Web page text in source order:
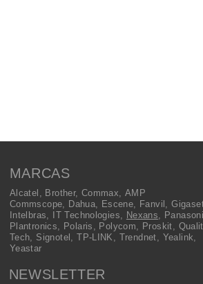
MARCAS
Alcatel , Brother, Commax,AMP
Commscope, Dahua, Escene, Fanvil ,
Intelbras, IT Technologies, Nexans,
Plantronics, Polaris , Polycom, Proskit,
Tech, Signotel ,TP-LINK , Trendnet, Yealink,
Yeastar
NEWSLETTER